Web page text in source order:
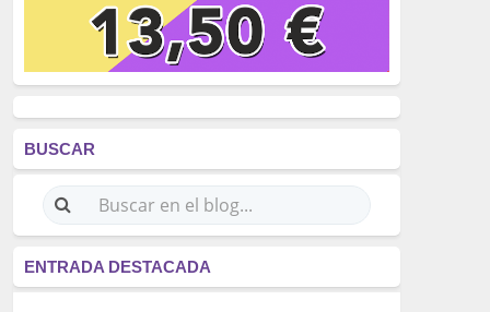
BUSCAR
ENTRADA DESTACADA